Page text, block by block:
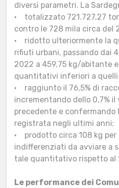
diversi parametri. La
• totalizzato 721.727,27
contro le 728 mila circa del
• ridotto ulteriormente la
rifiuti urbani, passando dai
2022 a 459,75 kg/abitante
quantitativi inferiori a quelli
• raggiunto il 76,5% di
incrementando dello 0,7% il
precedente e confermando
registrata negli ultimi anni;
• prodotto circa 108 kg
indifferenziati da avviare a
tale quantitativo rispetto al
Le performance dei